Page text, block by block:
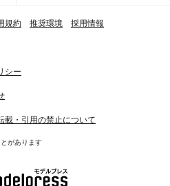
規約 推奨環境 採用情報
シー
載・引用の禁止について
があります